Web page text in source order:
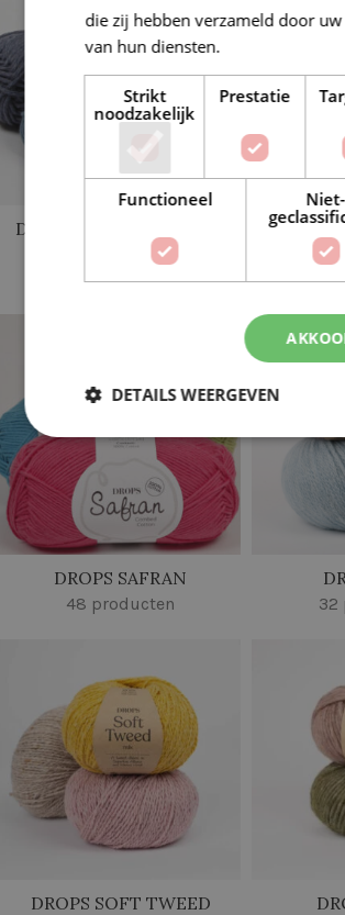
DROPS PARIS RECYCLED
4 producten
10
DROPS SAFRAN
48 producten 32
DROPS SOFT TWEED
die zij hebben verzameld door
van hun diensten.
Strikt
noodzakelijk
Prestatie
Functioneel
Niet-
DETAILS WEERGEVEN